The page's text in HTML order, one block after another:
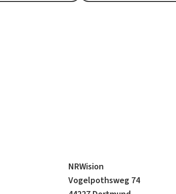
NRWision
Vogelpothsweg 74